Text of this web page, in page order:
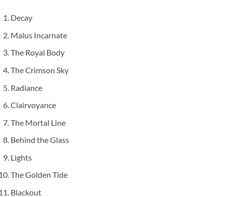
Decay
Malus Incarnate
The Royal Body
The Crimson Sky
Radiance
Clairvoyance
The Mortal Line
Behind the Glass
Lights
The Golden Tide
Blackout